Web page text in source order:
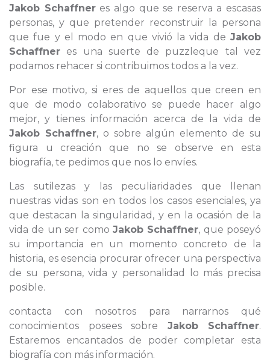
Jakob Schaffneres algo que se reserva a escasas
personas, y que pretender reconstruir la persona
que fue y el modo en que vivió la vida de Jakob
Schaffner es una suerte de puzzleque tal vez
podamos rehacer si contribuimos todos a la vez.
Por ese motivo, si eres de aquellos que creen en
que de modo colaborativo se puede hacer algo
mejor, y tienes información acerca de la vida de
Jakob Schaffner, o sobre algún elemento de su
figura u creación que no se observe en esta
biografía, te pedimos que nos lo envíes.
Las sutilezas y las peculiaridades que llenan
nuestras vidas son en todos los casos esenciales, ya
que destacan la singularidad, y en la ocasión de la
vida de un ser como Jakob Schaffner, que poseyó
su importancia en un momento concreto de la
historia, es esencia procurar ofrecer una perspectiva
de su persona, vida y personalidad lo más precisa
posible.
contacta con nosotros para narrarnos qué
conocimientos posees sobre Jakob Schaffner.
Estaremos encantados de poder completar esta
biografía con más información.